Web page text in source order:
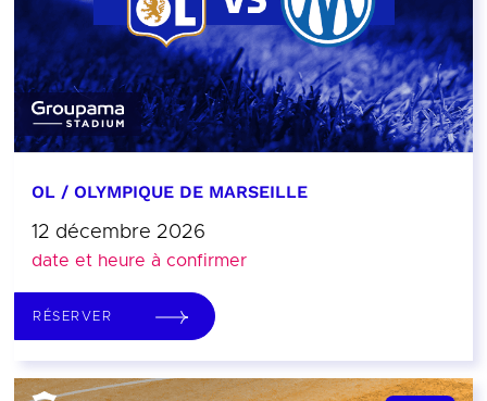
OL / OLYMPIQUE DE MARSEILLE
12 décembre 2026
date et heure à confirmer
RÉSERVER